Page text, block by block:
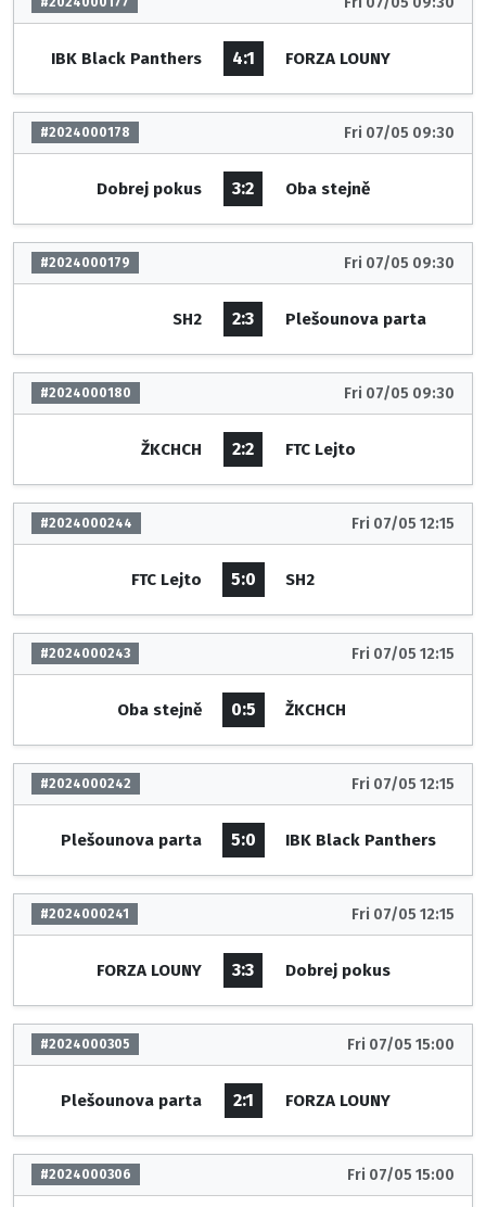
IBK Black Panthers 4:1 FORZA LOUNY
#2024000178 Fri 07/05 09:30
Dobrej pokus 3:2 Oba stejně
#2024000179 Fri 07/05 09:30
SH2 2:3 Plešounova parta
#2024000180 Fri 07/05 09:30
ŽKCHCH 2:2 FTC Lejto
#2024000244 Fri 07/05 12:15
FTC Lejto 5:0 SH2
#2024000243 Fri 07/05 12:15
Oba stejně 0:5 ŽKCHCH
#2024000242 Fri 07/05 12:15
Plešounova parta 5:0 IBK Black Panthers
#2024000241 Fri 07/05 12:15
FORZA LOUNY 3:3 Dobrej pokus
#2024000305 Fri 07/05 15:00
Plešounova parta 2:1 FORZA LOUNY
#2024000306 Fri 07/05 15:00